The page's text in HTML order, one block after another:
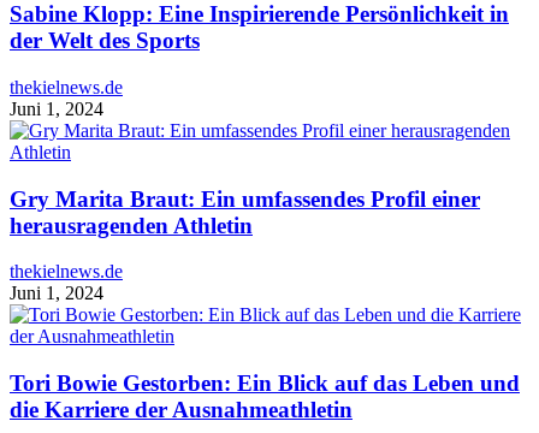
Sabine Klopp: Eine Inspirierende Persönlichkeit in
der Welt des Sports
thekielnews.de
Juni 1, 2024
Gry Marita Braut: Ein umfassendes Profil einer
herausragenden Athletin
thekielnews.de
Juni 1, 2024
Tori Bowie Gestorben: Ein Blick auf das Leben und
die Karriere der Ausnahmeathletin